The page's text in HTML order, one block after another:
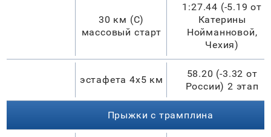
30 км (С)
массовый старт
1:27.44 (-5.19 от
Катерины
Нойманновой,
Чехия)
эстафета 4х5 км
58.20 (-3.32 от
России) 2 этап
Прыжки с трамплина